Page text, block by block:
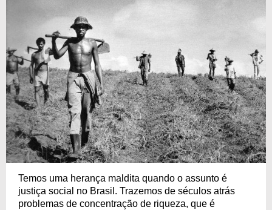
Temos uma herança maldita quando o assunto é
justiça social no Brasil. Trazemos de séculos atrás
problemas de concentração de riqueza, que é